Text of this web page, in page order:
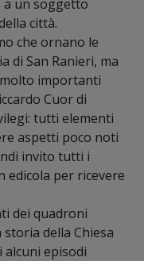
a un soggetto
città.
che ornano le
di San Ranieri, ma
importanti
Cuor di
tutti elementi
aspetti poco noti
invito tutti i
edicola per ricevere
dei quadroni
della Chiesa
episodi